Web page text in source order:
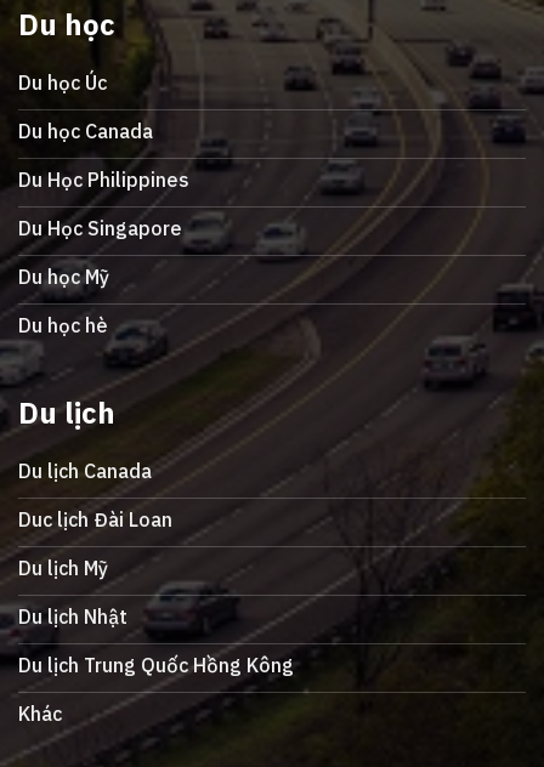
Du học
Du học Úc
Du học Canada
Du Học Philippines
Du Học Singapore
Du học Mỹ
Du học hè
Du lịch
Du lịch Canada
Duc lịch Đài Loan
Du lịch Mỹ
Du lịch Nhật
Du lịch Trung Quốc Hồng Kông
Khác